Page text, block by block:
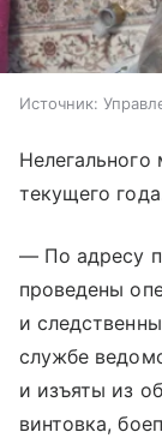
Источник:
текущего
— По адресу
проведены
и
службе
и изъяты из
винтовка,